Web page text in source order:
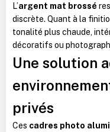
L’argent mat brossé
discrète. Quant à la
tonalité plus chaude,
décoratifs ou
Une solution
privés
Ces cadres photo